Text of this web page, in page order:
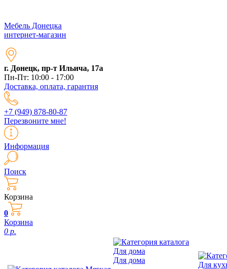
Мебель Донецка
интернет-магазин
г. Донецк, пр-т Ильича, 17а
Пн-Пт: 10:00 - 17:00
Доставка, оплата, гарантия
+7 (949) 878-80-87
Перезвоните мне!
Информация
Поиск
Корзина
0
Корзина
0 р.
Для дома